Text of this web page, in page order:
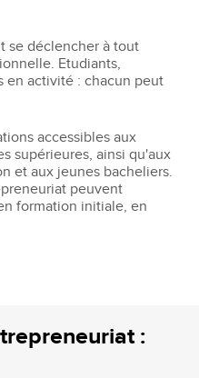
se déclencher à tout
Etudiants,
en activité : chacun peut
accessibles aux
supérieures, ainsi qu'aux
et aux jeunes bacheliers.
peuvent
formation initiale, en
: